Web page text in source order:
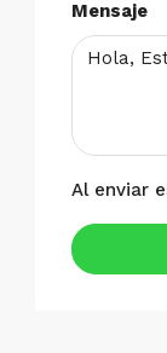
Mensaje
Al enviar